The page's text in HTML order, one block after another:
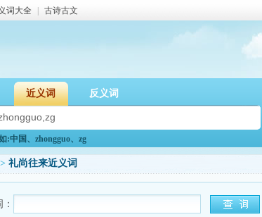
词大全 古诗古文
近义词 反义词
:中国、zhongguo、zg
> 礼尚往来近义词